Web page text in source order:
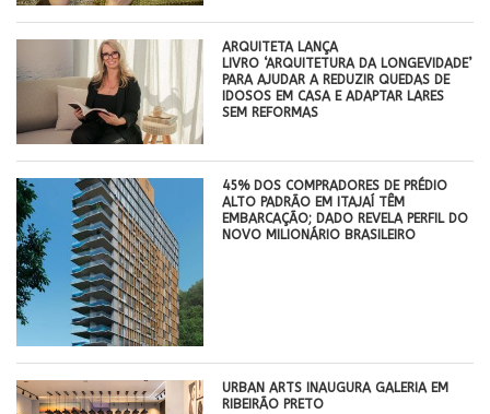
ARQUITETA LANÇA
LIVRO ‘ARQUITETURA DA LONGEVIDADE’
PARA AJUDAR A REDUZIR QUEDAS DE
IDOSOS EM CASA E ADAPTAR LARES
SEM REFORMAS
45% DOS COMPRADORES DE PRÉDIO
ALTO PADRÃO EM ITAJAÍ TÊM
EMBARCAÇÃO; DADO REVELA PERFIL DO
NOVO MILIONÁRIO BRASILEIRO
​URBAN ARTS INAUGURA GALERIA EM
RIBEIRÃO PRETO